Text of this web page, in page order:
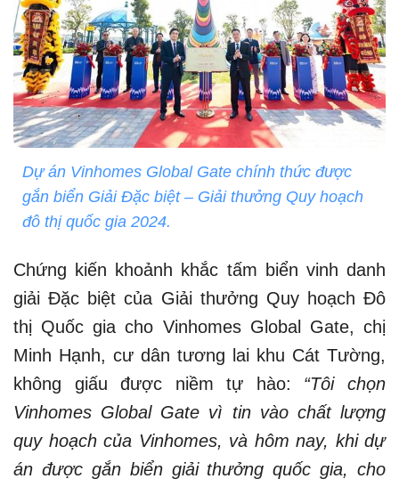
Dự án Vinhomes Global Gate chính thức được
gắn biển Giải Đặc biệt – Giải thưởng Quy hoạch
đô thị quốc gia 2024.
Chứng kiến khoảnh khắc tấm biển vinh danh
giải Đặc biệt của Giải thưởng Quy hoạch Đô
thị Quốc gia cho Vinhomes Global Gate, chị
Minh Hạnh, cư dân tương lai khu Cát Tường,
không giấu được niềm tự hào: “Tôi chọn
Vinhomes Global Gate vì tin vào chất lượng
quy hoạch của Vinhomes, và hôm nay, khi dự
án được gắn biển giải thưởng quốc gia, cho